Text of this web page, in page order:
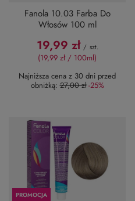
Fanola 10.03 Farba Do
Włosów 100 ml
19,99 zł / szt.
(19,99 zł / 100ml)
Najniższa cena z 30 dni przed
obniżką:27,00 zł-25%
PROMOCJA